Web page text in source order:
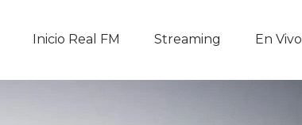
Inicio Real FM Streaming En Vivo